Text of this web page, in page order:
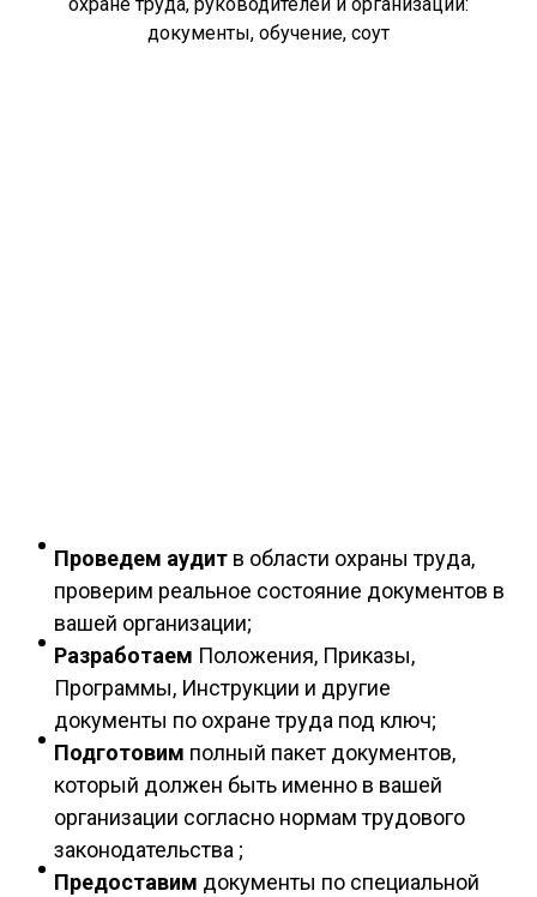
документы, обучение, соут
Проведем аудит в области охраны труда,
проверим реальное состояние документов в
вашей организации;
Разработаем Положения, Приказы,
Программы, Инструкции и другие
документы по охране труда под ключ;
Подготовим полный пакет документов,
который должен быть именно в вашей
организации согласно нормам трудового
законодательства ;
Предоставим документы по специальной